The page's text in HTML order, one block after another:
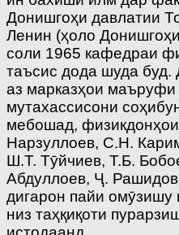
Донишгоҳи давлатии
Ленин (ҳоло
соли 1965 кафедраи
таъсис дода шуда буд.
аз марказҳои маъруфи
мутахассисони
мебошад,
Нарзуллоев, С.Н.
Ш.Т. Тӯйчиев, Т.Б.
Абдуллоев, Ҷ.
дигарон пайи
низ таҳқиқоти